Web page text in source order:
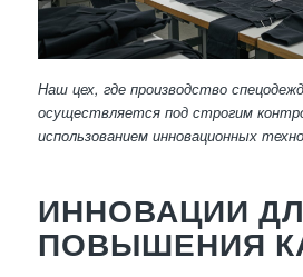
Наш цех, где производство
осуществляется под строгим
использованием инновационных
ИННОВАЦИИ
ПОВЫШЕНИЯ